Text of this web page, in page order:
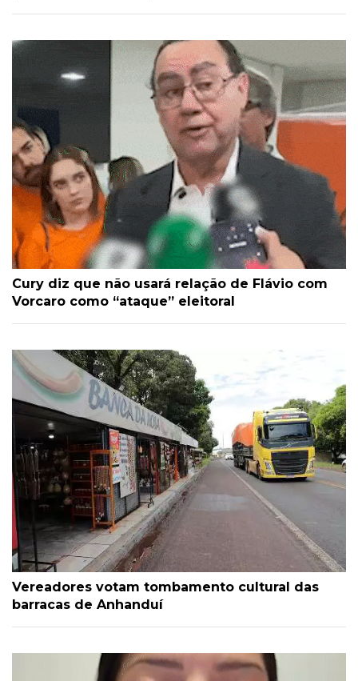
Cury diz que não usará relação de Flávio com
Vorcaro como “ataque” eleitoral
Vereadores votam tombamento cultural das
barracas de Anhanduí